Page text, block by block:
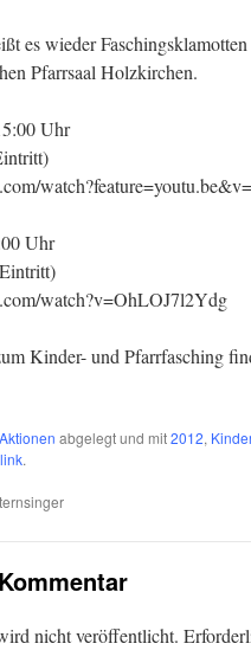
es wieder
Pfarrsaal Holzkirchen.
Uhr
Uhr
watch?v=OhLOJ7l2Ydg
Kinder- und Pfarrfasching
Aktionen abgelegt und mit2012,
.
nicht veröffentlicht.